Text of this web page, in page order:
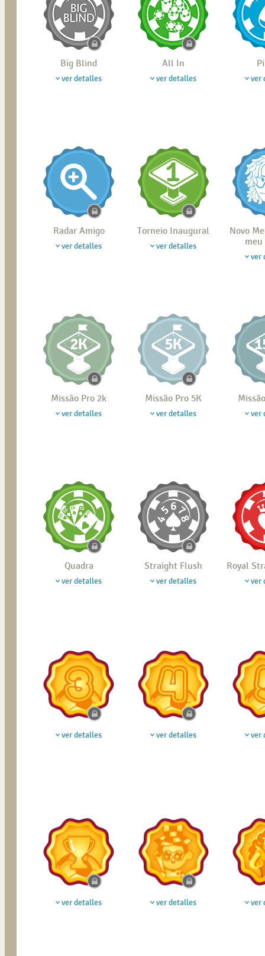
Big Blind
ver detalles
All In
ver detalles ver
Radar Amigo
ver detalles
Torneio Inaugural
ver detalles
Novo
ver
Missão Pro 2k
ver detalles
Missão Pro 5K
ver detalles ver
Quadra
ver detalles
Straight Flush
ver detalles
Royal
ver
ver detalles ver detalles ver
ver detalles ver detalles ver